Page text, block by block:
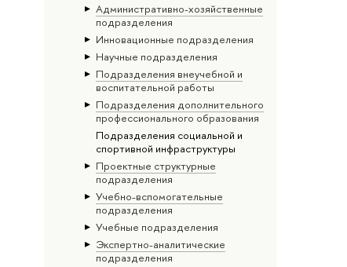
Административно-хозяйственные
подразделения
Инновационные подразделения
Научные подразделения
Подразделения внеучебной и
воспитательной работы
Подразделения дополнительного
профессионального образования
Подразделения социальной и
спортивной инфраструктуры
Проектные структурные
подразделения
Учебно-вспомогательные
подразделения
Учебные подразделения
Экспертно-аналитические
подразделения